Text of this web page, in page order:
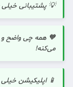
💡 پشتیبانی خیلی
🧡 همه چی واضح و
می‌کنه!
📱 اپلیکیشن